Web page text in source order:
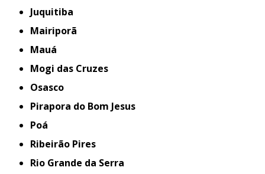
Juquitiba
Mairiporã
Mauá
Mogi das Cruzes
Osasco
Pirapora do Bom Jesus
Poá
Ribeirão Pires
Rio Grande da Serra